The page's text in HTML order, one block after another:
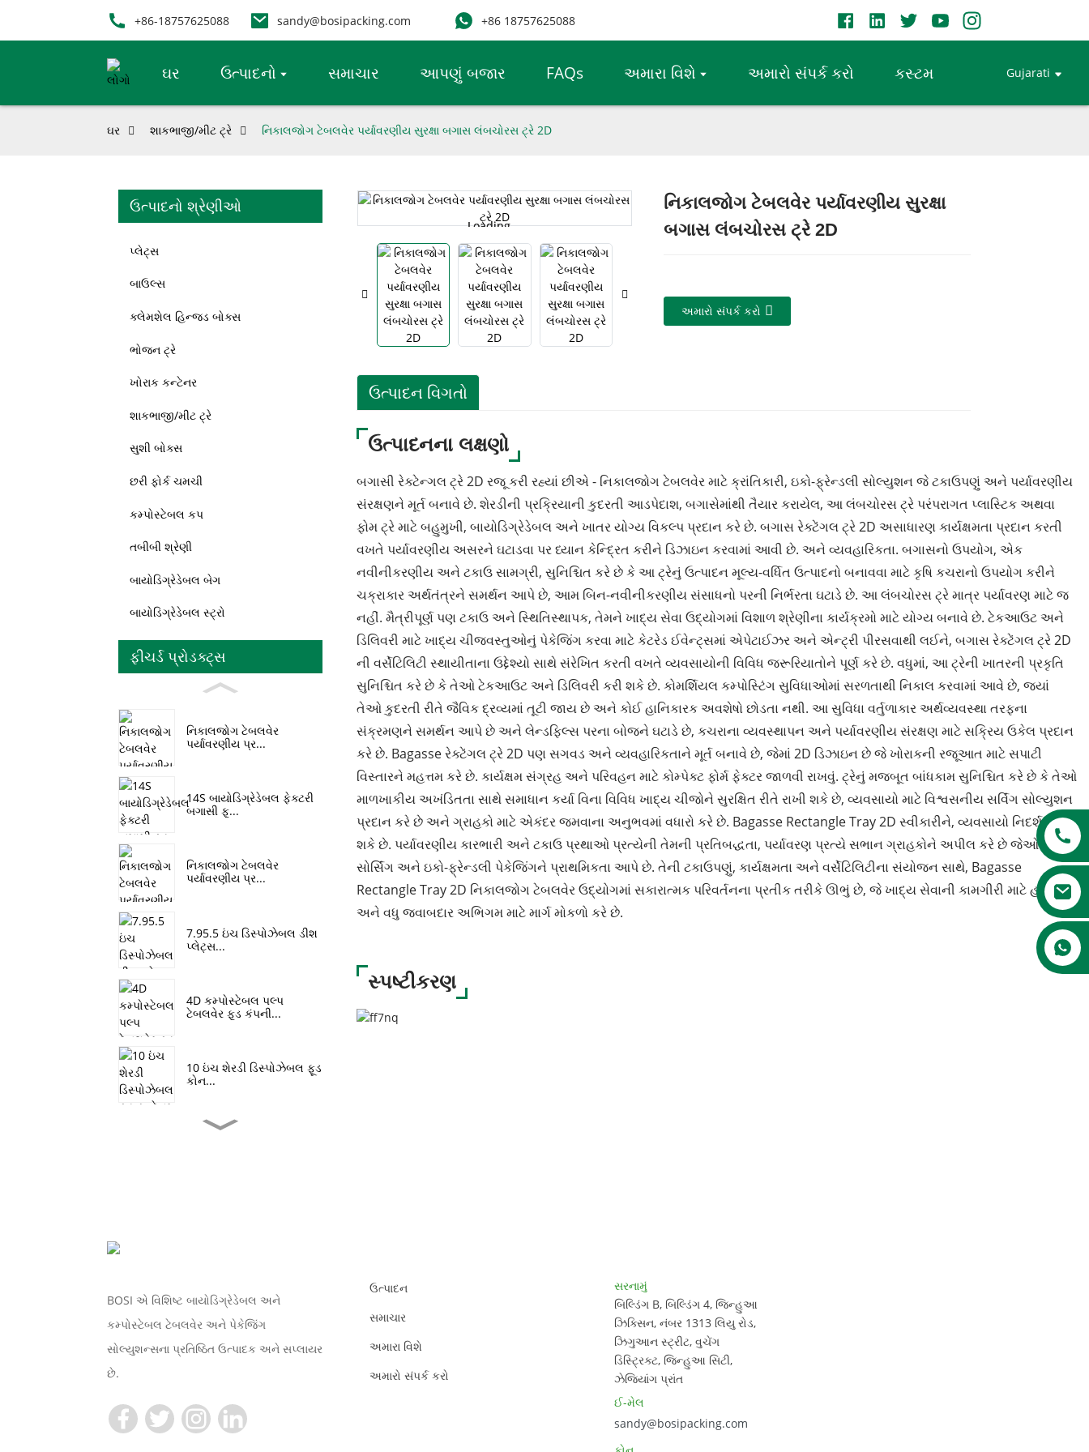
+86-18757625088 sandy@bosipacking.com +86 18757625088
ઘર ઉત્પાદનો સમાચાર આપણું બજાર FAQs અમારા વિશે અમારો સંપર્ક કરો કસ્ટમ Gujarati
ઘર શાકભાજી/મીટ ટ્રે નિકાલજોગ ટેબલવેર પર્યાવરણીય સુરક્ષા બગાસ લંબચોરસ ટ્રે 2D
ઉત્પાદનો શ્રેણીઓ
પ્લેટ્સ
બાઉલ્સ
ક્લેમશેલ હિન્જ્ડ બોક્સ
ભોજન ટ્રે
ખોરાક કન્ટેનર
શાકભાજી/મીટ ટ્રે
સુશી બોક્સ
છરી ફોર્ક ચમચી
કમ્પોસ્ટેબલ કપ
તબીબી શ્રેણી
બાયોડિગ્રેડેબલ બેગ
બાયોડિગ્રેડેબલ સ્ટ્રો
ફીચર્ડ પ્રોડક્ટ્સ
નિકાલજોગ ટેબલવેર
પર્યાવરણીય પ્ર...
14S બાયોડિગ્રેડેબલ ફેક્ટરી
બગાસી ફૂ...
નિકાલજોગ ટેબલવેર
પર્યાવરણીય પ્ર...
7.95.5 ઇંચ ડિસ્પોઝેબલ ડીશ
પ્લેટ્સ...
4D કમ્પોસ્ટેબલ પલ્પ
ટેબલવેર ફૂડ કંપની...
10 ઇંચ શેરડી ડિસ્પોઝેબલ ફૂડ
કોન...
TR10S કમ્પોસ્ટેબલ
ડિસ્પોઝેબલ કંપોઝ...
Loading...
Loading... Loading...
Loading... Loading...
Loading...
નિકાલજોગ ટેબલવેર પર્યાવરણીય સુરક્ષા
બગાસ લંબચોરસ ટ્રે 2D
અમારો સંપર્ક કરો
ઉત્પાદન વિગતો
ઉત્પાદનના લક્ષણો
બગાસી રેક્ટેન્ગલ ટ્રે 2D રજૂ કરી રહ્યાં છીએ - નિકાલજોગ ટેબલવેર માટે ક્રાંતિકારી, ઇકો-ફ્રેન્ડલી સોલ્યુશન જે ટકાઉપણું અને પર્યાવરણીય
સંરક્ષણને મૂર્ત બનાવે છે. શેરડીની પ્રક્રિયાની કુદરતી આડપેદાશ, બગાસેમાંથી તૈયાર કરાયેલ, આ લંબચોરસ ટ્રે પરંપરાગત પ્લાસ્ટિક અથવા
ફોમ ટ્રે માટે બહુમુખી, બાયોડિગ્રેડેબલ અને ખાતર યોગ્ય વિકલ્પ પ્રદાન કરે છે. બગાસ રેક્ટેંગલ ટ્રે 2D અસાધારણ કાર્યક્ષમતા પ્રદાન કરતી
વખતે પર્યાવરણીય અસરને ઘટાડવા પર ધ્યાન કેન્દ્રિત કરીને ડિઝાઇન કરવામાં આવી છે. અને વ્યવહારિકતા. બગાસનો ઉપયોગ, એક
નવીનીકરણીય અને ટકાઉ સામગ્રી, સુનિશ્ચિત કરે છે કે આ ટ્રેનું ઉત્પાદન મૂલ્ય-વર્ધિત ઉત્પાદનો બનાવવા માટે કૃષિ કચરાનો ઉપયોગ કરીને
ચક્રાકાર અર્થતંત્રને સમર્થન આપે છે, આમ બિન-નવીનીકરણીય સંસાધનો પરની નિર્ભરતા ઘટાડે છે. આ લંબચોરસ ટ્રે માત્ર પર્યાવરણ માટે જ
નહીં. મૈત્રીપૂર્ણ પણ ટકાઉ અને સ્થિતિસ્થાપક, તેમને ખાદ્ય સેવા ઉદ્યોગમાં વિશાળ શ્રેણીના કાર્યક્રમો માટે યોગ્ય બનાવે છે. ટેકઆઉટ અને
ડિલિવરી માટે ખાદ્ય ચીજવસ્તુઓનું પેકેજિંગ કરવા માટે કેટરેડ ઈવેન્ટ્સમાં એપેટાઈઝર અને એન્ટ્રી પીરસવાથી લઈને, બગાસ રેક્ટેંગલ ટ્રે 2D
ની વર્સેટિલિટી સ્થાયીતાના ઉદ્દેશ્યો સાથે સંરેખિત કરતી વખતે વ્યવસાયોની વિવિધ જરૂરિયાતોને પૂર્ણ કરે છે. વધુમાં, આ ટ્રેની ખાતરની પ્રકૃતિ
સુનિશ્ચિત કરે છે કે તેઓ ટેકઆઉટ અને ડિલિવરી કરી શકે છે. કોમર્શિયલ કમ્પોસ્ટિંગ સુવિધાઓમાં સરળતાથી નિકાલ કરવામાં આવે છે, જ્યાં
તેઓ કુદરતી રીતે જૈવિક દ્રવ્યમાં તૂટી જાય છે અને કોઈ હાનિકારક અવશેષો છોડતા નથી. આ સુવિધા વર્તુળાકાર અર્થવ્યવસ્થા તરફના
સંક્રમણને સમર્થન આપે છે અને લેન્ડફિલ્સ પરના બોજને ઘટાડે છે, કચરાના વ્યવસ્થાપન અને પર્યાવરણીય સંરક્ષણ માટે સક્રિય ઉકેલ પ્રદાન
કરે છે. Bagasse રેક્ટેંગલ ટ્રે 2D પણ સગવડ અને વ્યવહારિકતાને મૂર્ત બનાવે છે, જેમાં 2D ડિઝાઇન છે જે ખોરાકની રજૂઆત માટે સપાટી
વિસ્તારને મહત્તમ કરે છે. કાર્યક્ષમ સંગ્રહ અને પરિવહન માટે કોમ્પેક્ટ ફોર્મ ફેક્ટર જાળવી રાખવું. ટ્રેનું મજબૂત બાંધકામ સુનિશ્ચિત કરે છે કે તેઓ
માળખાકીય અખંડિતતા સાથે સમાધાન કર્યા વિના વિવિધ ખાદ્ય ચીજોને સુરક્ષિત રીતે રાખી શકે છે, વ્યવસાયો માટે વિશ્વસનીય સર્વિંગ સોલ્યુશન
પ્રદાન કરે છે અને ગ્રાહકો માટે એકંદર જમવાના અનુભવમાં વધારો કરે છે. Bagasse Rectangle Tray 2D સ્વીકારીને, વ્યવસાયો નિદર્શન કરી
શકે છે. પર્યાવરણીય કારભારી અને ટકાઉ પ્રથાઓ પ્રત્યેની તેમની પ્રતિબદ્ધતા, પર્યાવરણ પ્રત્યે સભાન ગ્રાહકોને અપીલ કરે છે જેઓ નૈતિક
સોર્સિંગ અને ઇકો-ફ્રેન્ડલી પેકેજિંગને પ્રાથમિકતા આપે છે. તેની ટકાઉપણું, કાર્યક્ષમતા અને વર્સેટિલિટીના સંયોજન સાથે, Bagasse
Rectangle Tray 2D નિકાલજોગ ટેબલવેર ઉદ્યોગમાં સકારાત્મક પરિવર્તનના પ્રતીક તરીકે ઊભું છે, જે ખાદ્ય સેવાની કામગીરી માટે હરિયાળા
અને વધુ જવાબદાર અભિગમ માટે માર્ગ મોકળો કરે છે.
સ્પષ્ટીકરણ
BOSI એ વિશિષ્ટ બાયોડિગ્રેડેબલ અને
કમ્પોસ્ટેબલ ટેબલવેર અને પેકેજિંગ
સોલ્યુશન્સના પ્રતિષ્ઠિત ઉત્પાદક અને સપ્લાયર
છે.
ઉત્પાદન
સમાચાર
અમારા વિશે
અમારો સંપર્ક કરો
સરનામું
બિલ્ડિંગ B, બિલ્ડિંગ 4, જિન્હુઆ
ઝિક્સિન, નંબર 1313 લિયુ રોડ,
ઝિગુઆન સ્ટ્રીટ, વુચેંગ
ડિસ્ટ્રિક્ટ, જિન્હુઆ સિટી,
ઝેજિયાંગ પ્રાંત
ઈ-મેલ
sandy@bosipacking.com